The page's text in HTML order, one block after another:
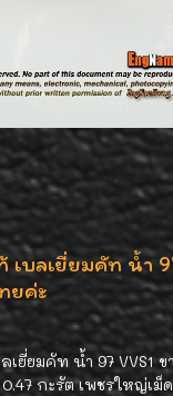
บลเยี่ยมคัท น้ำ
ยค่ะ
ยี่ยมคัท น้ำ 97 VVS1
กะรัต เพชรใหญ่เม็